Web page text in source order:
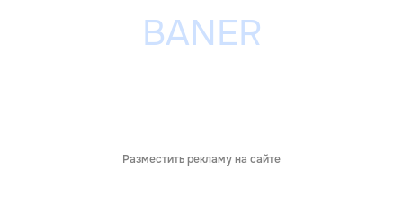
Разместить рекламу на сайте